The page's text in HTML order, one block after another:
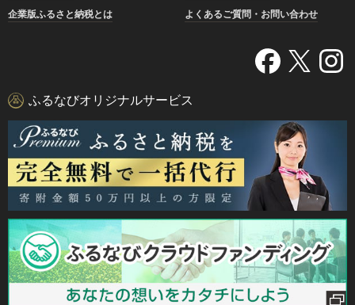
企業版ふるさと納税とは
よくあるご質問・お問い合わせ
ふるなびオリジナルサービス